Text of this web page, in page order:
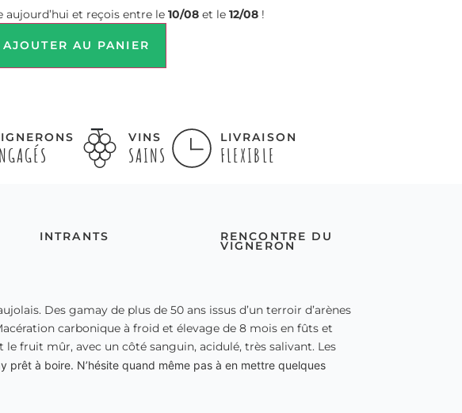
aujourd’hui et reçois entre le 10/08 et le 12/08 !
AJOUTER AU PANIER
VINS
SAINS
LIVRAISON
FLEXIBLE
INTRANTS RENCONTRE DU
VIGNERON
Des gamay de plus de 50 ans issus d’un terroir d’arènes
carbonique à froid et élevage de 8 mois en fûts et
fruit mûr, avec un côté sanguin, acidulé, très salivant. Les
prêt à boire. N’hésite quand même pas à en mettre quelques